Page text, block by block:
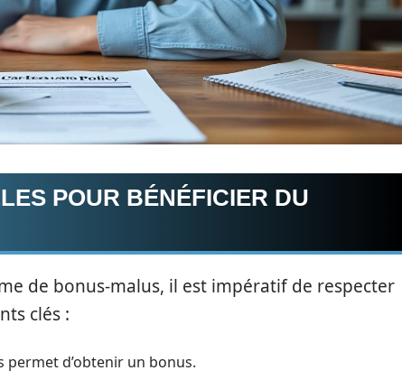
POUR BÉNÉFICIER DU
de bonus-malus, il est impératif de respecter
clés :
permet d’obtenir un bonus.